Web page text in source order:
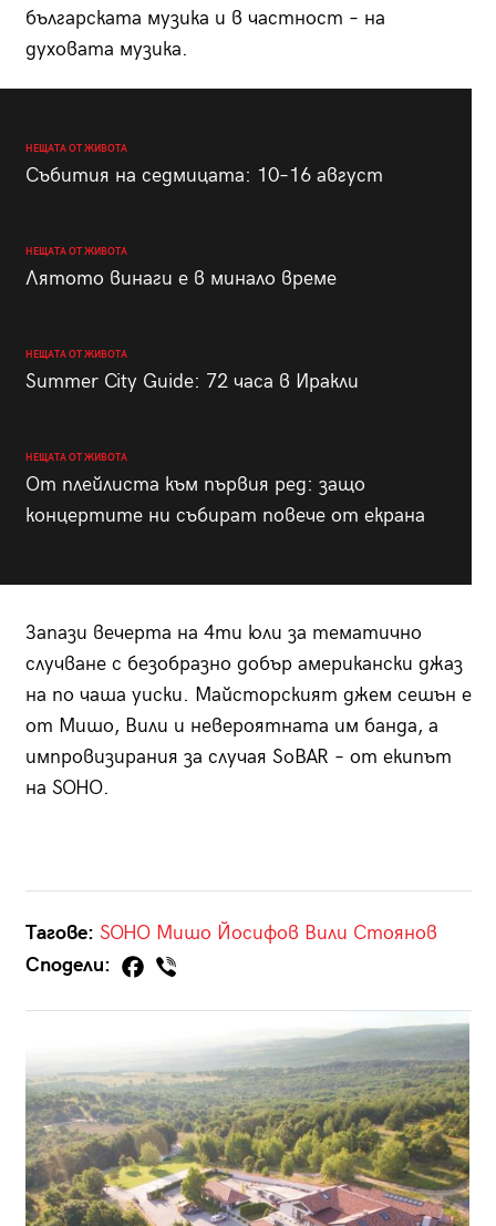
българската музика и в частност – на
духовата музика.
НЕЩАТА ОТ ЖИВОТА
Събития на седмицата: 10–16 август
НЕЩАТА ОТ ЖИВОТА
Лятото винаги е в минало време
НЕЩАТА ОТ ЖИВОТА
Summer City Guide: 72 часа в Иракли
НЕЩАТА ОТ ЖИВОТА
От плейлиста към първия ред: защо
концертите ни събират повече от екрана
Запази вечерта на 4ти юли за тематично
случване с безобразно добър американски джаз
на по чаша уиски. Майсторският джем сешън е
от Мишо, Вили и невероятната им банда, а
импровизирания за случая SoBAR – от екипът
на SOHO.
Тагове: SOHO Мишо Йосифов Вили Стоянов
Сподели: